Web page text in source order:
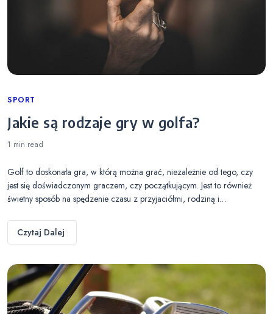
Categories
SPORT
Jakie są rodzaje gry w golfa?
1 min read
Golf to doskonała gra, w którą można grać, niezależnie od tego, czy
jest się doświadczonym graczem, czy początkującym. Jest to również
świetny sposób na spędzenie czasu z przyjaciółmi, rodziną i…
Czytaj Dalej